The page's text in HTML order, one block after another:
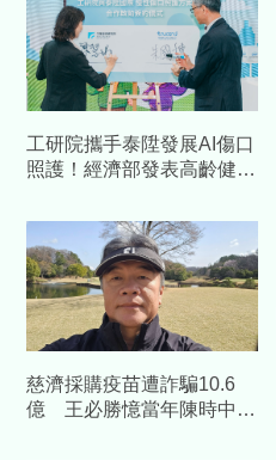
工研院攜手泰陞發展AI傷口
照護！經濟部發表高齡健康
慈濟採購疫苗遭詐騙10.6
億 王必勝憶當年陳時中睿